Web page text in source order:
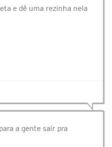
e dê uma rezinha nela
a gente sair pra